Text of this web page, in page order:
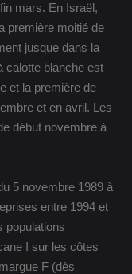
mars. En Israël,
première moitié de
jusque dans la
calotte blanche est
et la première de
et en avril. Les
début novembre à
5 novembre 1989 à
entre 1994 et
populations
I sur les côtes
F (dès